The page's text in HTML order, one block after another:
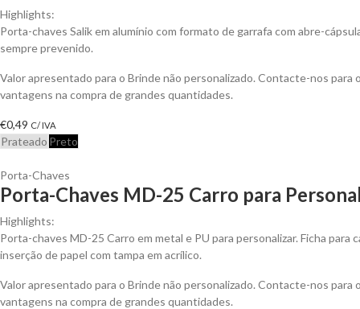
Highlights:
Porta-chaves Salik em alumínio com formato de garrafa com abre-
sempre prevenido.
Valor apresentado para o Brinde não personalizado. Contacte-nos para
vantagens na compra de grandes quantidades.
€0,49 C/ IVA
Prateado Preto
Porta-Chaves
Porta-Chaves MD-25 Carro para
Highlights:
Porta-chaves MD-25 Carro em metal e PU para personalizar. Ficha para
inserção de papel com tampa em acrílico.
Valor apresentado para o Brinde não personalizado. Contacte-nos para
vantagens na compra de grandes quantidades.